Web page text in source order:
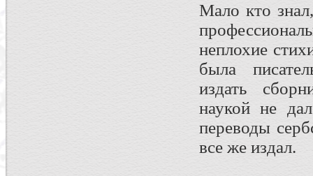
Мало кто
неплохие
была
издать
наукой не
переводы
все же издал.